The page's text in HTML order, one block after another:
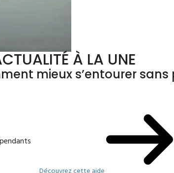
À LA UNE
mieux s’entourer